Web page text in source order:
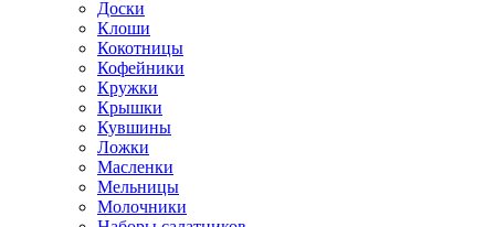
Доски
Клоши
Кокотницы
Кофейники
Кружки
Крышки
Кувшины
Ложки
Масленки
Мельницы
Молочники